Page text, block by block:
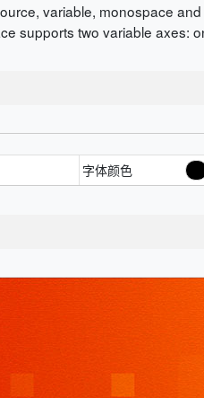
variable, monospace
supports two variable axes:
字体颜色